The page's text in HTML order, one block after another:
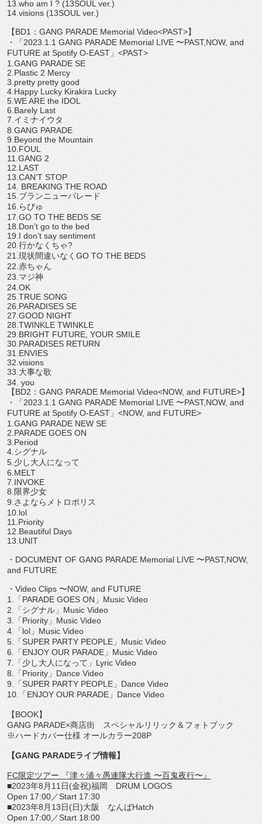
13.who am I ? (13SOUL ver.)
14.visions (13SOUL ver.)
【BD1 ： GANG PARADE Memorial Video<PAST>】
・「2023.1.1 GANG PARADE Memorial LIVE 〜PAST,NOW, and
FUTURE at Spotify O-EAST 」 <PAST>
1.GANG PARADE SE
2.Plastic 2 Mercy
3.pretty pretty good
4.Happy Lucky Kirakira Lucky
5.WE ARE the IDOL
6.Barely Last
7. イミナイウタ
8.GANG PARADE
9.Beyond the Mountain
10.FOUL
11.GANG 2
12.LAST
13.CAN’T STOP
14. BREAKING THE ROAD
15. ブランニューパレード
16. らびゅ
17.GO TO THE BEDS SE
18.Don’t go to the bed
19.I don’t say sentiment
20. 行かなくちゃ?
21. 現状間違いなく GO TO THE BEDS
22. 赤ちゃん
23. マジ神
24.OK
25.TRUE SONG
26.PARADISES SE
27.GOOD NIGHT
28.TWINKLE TWINKLE
29.BRIGHT FUTURE, YOUR SMILE
30.PARADISES RETURN
31.ENVIES
32.visions
33. 大事な歌
34. you
【BD2 ： GANG PARADE Memorial Video<NOW, and FUTURE>】
・「2023.1.1 GANG PARADE Memorial LIVE 〜PAST,NOW, and
FUTURE at Spotify O-EAST 」 <NOW, and FUTURE>
1.GANG PARADE NEW SE
2.PARADE GOES ON
3.Period
4. シグナル
5. 少し大人になって
6.MELT
7.INVOKE
8. 限界少女
9. さよならメトロポリス
10.lol
11.Priority
12.Beautiful Days
13.UNIT
・ DOCUMENT OF GANG PARADE Memorial LIVE 〜PAST,NOW,
and FUTURE
・ Video Clips 〜NOW, and FUTURE
1.
「PARADE GOES ON 」 Music Video
2.
「シグナル」 Music Video
3.
「Priority 」 Music Video
4.
「lol 」 Music Video
5.
「SUPER PARTY PEOPLE 」 Music Video
6.
「ENJOY OUR PARADE 」 Music Video
7.
「少し大人になって」 Lyric Video
8.
「Priority 」 Dance Video
9.
「SUPER PARTY PEOPLE 」 Dance Video
10.
「ENJOY OUR PARADE 」 Dance Video
【BOOK】
GANG PARADE×商店街 スペシャルリリック＆フォトブック
※ハードカバー仕様 オールカラー208P
【GANG PARADEライブ情報】
FC限定ツアー 『津々浦々愚連隊大行進 〜百鬼夜行〜』
■2023年8 月 11 日(金祝)福岡 DRUM LOGOS
Open 17:00／Start 17:30
■2023年8 月 13日(日)大阪 なんばHatch
Open 17:00／Start 18:00